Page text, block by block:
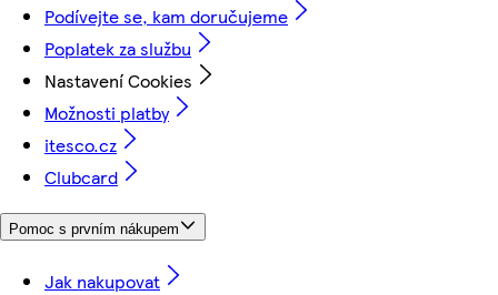
Podívejte se, kam doručujeme
Poplatek za službu
Nastavení Cookies
Možnosti platby
itesco.cz
Clubcard
Pomoc s prvním nákupem
Jak nakupovat